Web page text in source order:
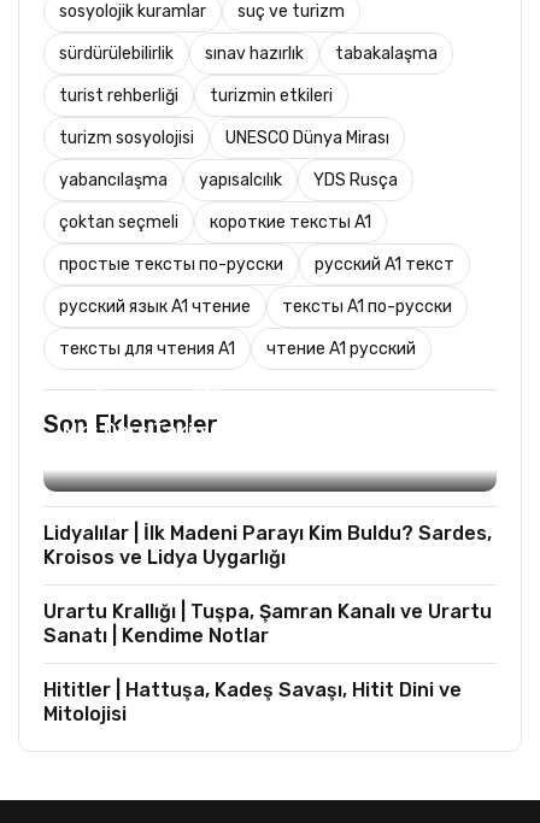
sosyolojik kuramlar suç ve turizm
sürdürülebilirlik sınav hazırlık tabakalaşma
turist rehberliği turizmin etkileri
turizm sosyolojisi UNESCO Dünya Mirası
yabancılaşma yapısalcılık YDS Rusça
çoktan seçmeli короткие тексты A1
простые тексты по-русски русский A1 текст
русский язык A1 чтение тексты A1 по-русски
тексты для чтения A1 чтение A1 русский
Son Eklenenler
Mks Ders Takip (Turizm ve Mesleki Dersler
Lidyalılar | İlk Madeni Parayı Kim Buldu? Sardes,
Kroisos ve Lidya Uygarlığı
Urartu Krallığı | Tuşpa, Şamran Kanalı ve Urartu
Sanatı | Kendime Notlar
Hititler | Hattuşa, Kadeş Savaşı, Hitit Dini ve
Mitolojisi